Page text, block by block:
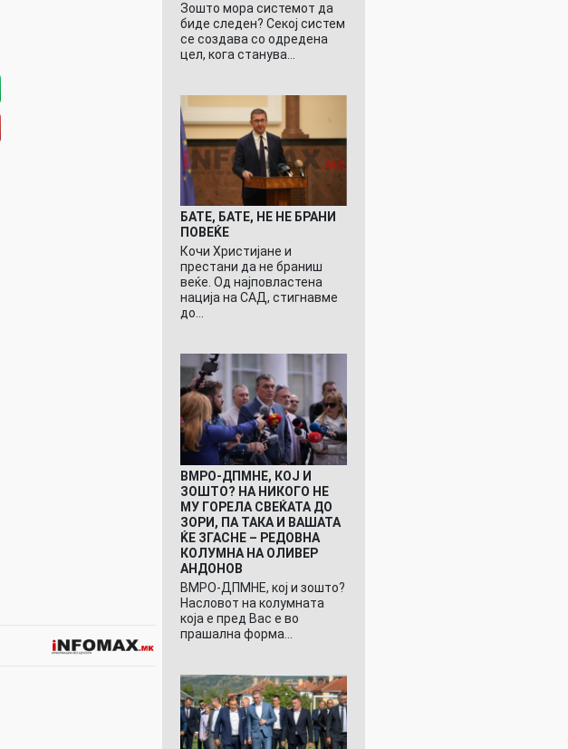
Зошто мора системот да
биде следен? Секој систем
се создава со одредена
цел, кога станува…
БАТЕ, БАТЕ, НЕ НЕ БРАНИ
ПОВЕЌЕ
Кочи Христијане и
престани да не браниш
веќе. Од најповластена
нација на САД, стигнавме
до…
ВМРО-ДПМНЕ, КОЈ И
ЗОШТО? НА НИКОГО НЕ
МУ ГОРЕЛА СВЕЌАТА ДО
ЗОРИ, ПА ТАКА И ВАШАТА
ЌЕ ЗГАСНЕ – РЕДОВНА
КОЛУМНА НА ОЛИВЕР
АНДОНОВ
ВМРО-ДПМНЕ, кој и зошто?
Насловот на колумната
која е пред Вас е во
прашална форма…